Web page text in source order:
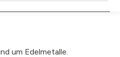
um Edelmetalle.